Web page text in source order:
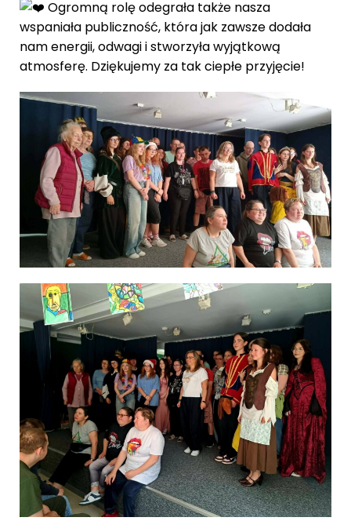
Ogromną rolę odegrała także nasza
wspaniała publiczność, która jak zawsze dodała
nam energii, odwagi i stworzyła wyjątkową
atmosferę. Dziękujemy za tak ciepłe przyjęcie!